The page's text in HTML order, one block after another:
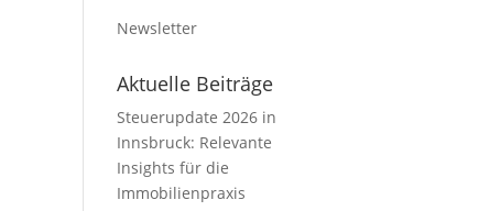
Newsletter
Aktuelle Beiträge
Steuerupdate 2026 in
Innsbruck: Relevante
Insights für die
Immobilienpraxis